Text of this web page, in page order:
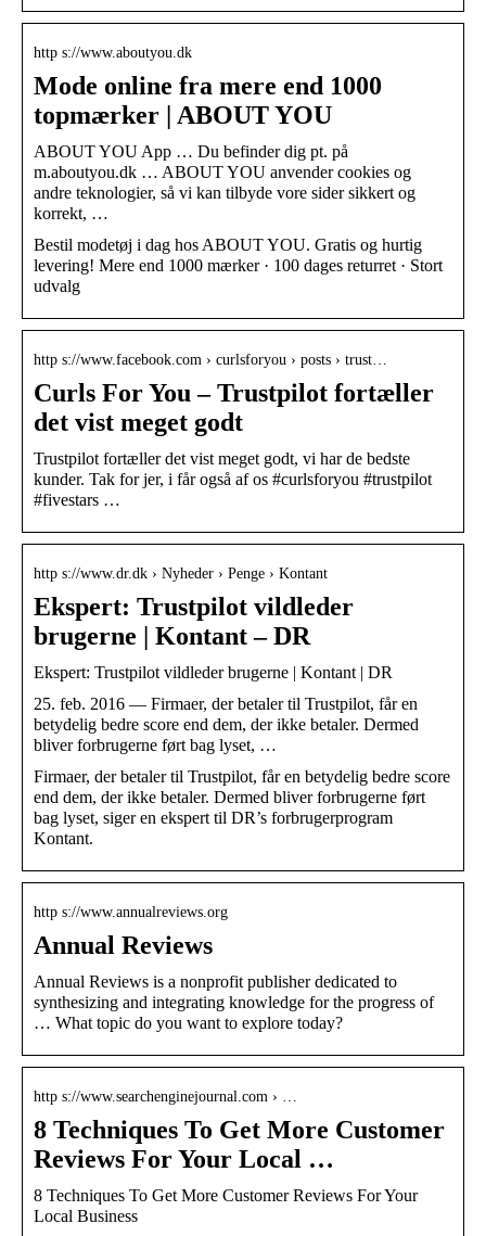
http s://www.aboutyou.dk
Mode online fra mere end 1000
topmærker | ABOUT YOU
ABOUT YOU App … Du befinder dig pt. på
m.aboutyou.dk … ABOUT YOU anvender cookies og
andre teknologier, så vi kan tilbyde vore sider sikkert og
korrekt, …
Bestil modetøj i dag hos ABOUT YOU. Gratis og hurtig
levering! Mere end 1000 mærker · 100 dages returret · Stort
udvalg
http s://www.facebook.com › curlsforyou › posts › trust…
Curls For You – Trustpilot fortæller
det vist meget godt
Trustpilot fortæller det vist meget godt, vi har de bedste
kunder. Tak for jer, i får også af os #curlsforyou #trustpilot
#fivestars …
http s://www.dr.dk › Nyheder › Penge › Kontant
Ekspert: Trustpilot vildleder
brugerne | Kontant – DR
Ekspert: Trustpilot vildleder brugerne | Kontant | DR
25. feb. 2016 — Firmaer, der betaler til Trustpilot, får en
betydelig bedre score end dem, der ikke betaler. Dermed
bliver forbrugerne ført bag lyset, …
Firmaer, der betaler til Trustpilot, får en betydelig bedre score
end dem, der ikke betaler. Dermed bliver forbrugerne ført
bag lyset, siger en ekspert til DR’s forbrugerprogram
Kontant.
http s://www.annualreviews.org
Annual Reviews
Annual Reviews is a nonprofit publisher dedicated to
synthesizing and integrating knowledge for the progress of
… What topic do you want to explore today?
http s://www.searchenginejournal.com › …
8 Techniques To Get More Customer
Reviews For Your Local …
8 Techniques To Get More Customer Reviews For Your
Local Business